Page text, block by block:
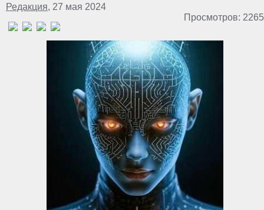
Редакция, 27 мая 2024
Просмотров: 2265